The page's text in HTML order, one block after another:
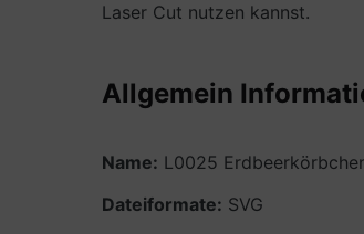
Laser Cut nutzen kannst.
Allgemein
Name: L0025
Dateiformate: SVG